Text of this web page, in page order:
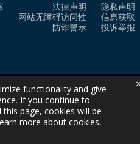
法律声明
隐私声明
网站无障碍访问性
信息获取
防诈警示
投诉举报
functionality and give
If you continue to
page, cookies will be
more about cookies,